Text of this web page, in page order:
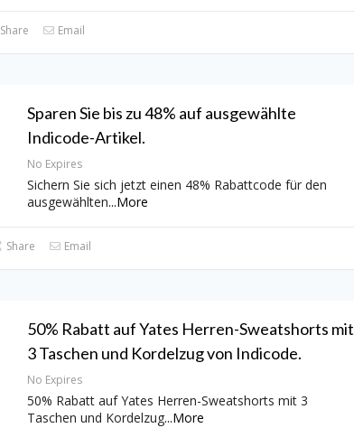
Share Email
Sparen Sie bis zu 48% auf ausgewählte
Indicode-Artikel.
No Expires
Sichern Sie sich jetzt einen 48% Rabattcode für den
ausgewählten...More
Share Email
50% Rabatt auf Yates Herren-Sweatshorts mit
3 Taschen und Kordelzug von Indicode.
No Expires
50% Rabatt auf Yates Herren-Sweatshorts mit 3
Taschen und Kordelzug...More